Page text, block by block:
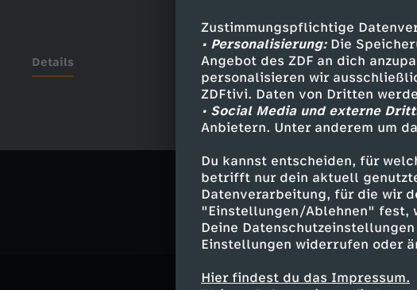
Zustimmungspflichtige
• Personalisierung:Die
Angebot des ZDF an dich
personalisieren wir
ZDFtivi. Daten von Dritten
• Social Media und externe
Anbietern. Unter anderem um
Du kannst entscheiden, für
betrifft nur dein aktuell
Datenverarbeitung, für die wir
"Einstellungen/Ablehnen" fest,
Deine
Einstellungen widerrufen oder
Hier findest du das Impressum.
Details
Ähnliche
Gesellschaft